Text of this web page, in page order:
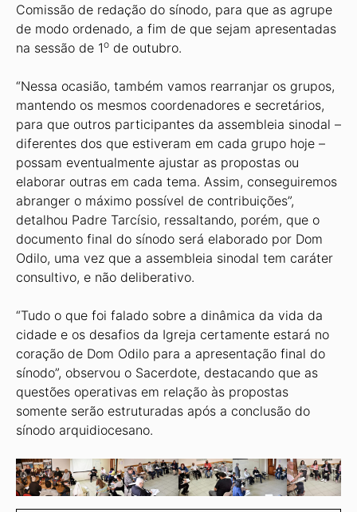
Comissão de redação do sínodo, para que as agrupe
de modo ordenado, a fim de que sejam apresentadas
na sessão de 1o de outubro.
“Nessa ocasião, também vamos rearranjar os grupos,
mantendo os mesmos coordenadores e secretários,
para que outros participantes da assembleia sinodal –
diferentes dos que estiveram em cada grupo hoje –
possam eventualmente ajustar as propostas ou
elaborar outras em cada tema. Assim, conseguiremos
abranger o máximo possível de contribuições”,
detalhou Padre Tarcísio, ressaltando, porém, que o
documento final do sínodo será elaborado por Dom
Odilo, uma vez que a assembleia sinodal tem caráter
consultivo, e não deliberativo.
“Tudo o que foi falado sobre a dinâmica da vida da
cidade e os desafios da Igreja certamente estará no
coração de Dom Odilo para a apresentação final do
sínodo”, observou o Sacerdote, destacando que as
questões operativas em relação às propostas
somente serão estruturadas após a conclusão do
sínodo arquidiocesano.